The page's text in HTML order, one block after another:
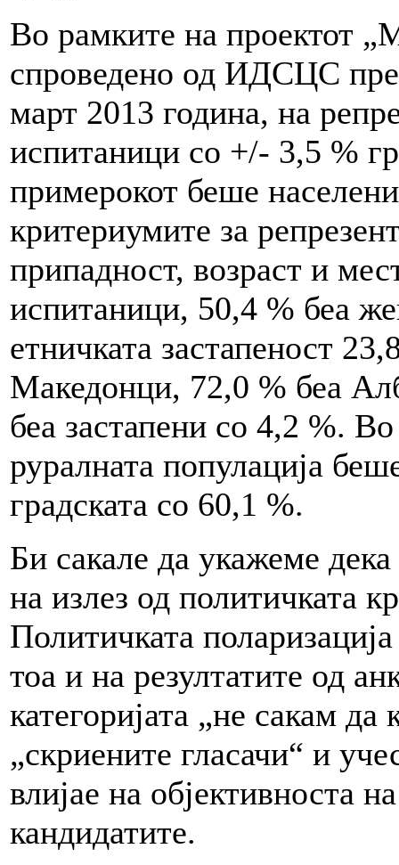
Во рамките на проектот
спроведено од ИДСЦС
март 2013 година, на
испитаници со +/- 3,5 %
примерокот беше
критериумите за
припадност, возраст и
испитаници, 50,4 % беа
етничката застапеност
Македонци, 72,0 % беа
беа застапени со 4,2 %.
руралната популација
градската со 60,1 %.
Би сакале да укажеме
на излез од политичката
Политичката
тоа и на резултатите од
категоријата „не сакам
„скриените гласачи“ и
влијае на објективноста
кандидатите.